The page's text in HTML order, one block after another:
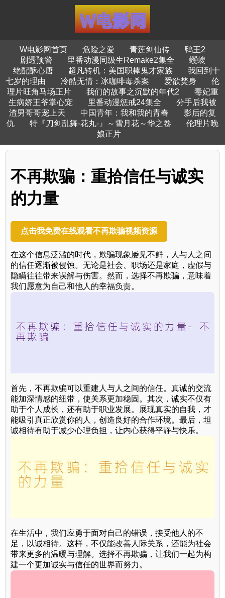
W电影网首页 危险之爱 青莲剑仙传
鸭王2
剧透预警
里番动漫同级生Remake2集全
蠼螋
绝配酥心唐
超凡转机：美国职棒鬼才家族
我回到十
七岁的理由
冷酷无情：冰咖啡毒杀案 爱欲焚身
伦
理片旺角马场正片
我们的故事之沉默的年代2
毒妃重
生病娇王爷掌心宠
里番动漫惩戒24集全
分手后我被
渣男哥哥宠上天
中国青年：我和我的青春
影后的复
仇
特『刀剑乱舞-花丸-』～雪月花～华之卷
伦理片晚
娘正片
不再欺骗：重拾信任与诚实
的力量
点击我免费在线观看不再欺骗视频资源
在这个信息泛滥的时代，欺骗现象屡见不鲜，人与人之间
的信任逐渐被侵蚀。无论是社会、职场还是家庭，虚假与
隐瞒往往带来误解与伤害。然而，选择不再欺骗，意味着
我们愿意为自己和他人的幸福负责。
首先，不再欺骗可以重建人与人之间的信任。真诚的交流
能加深情感的纽带，使关系更加稳固。其次，诚实不仅有
助于个人成长，还有助于职业发展。展现真实的自我，才
能吸引真正欣赏你的人，创造良好的合作环境。最后，坦
诚相待有助于减少心理负担，让内心获得平静与快乐。
在生活中，我们应勇于面对自己的错误，接受他人的不
足，以诚相待。这样，不仅能改善人际关系，还能为社会
带来更多的温暖与理解。选择不再欺骗，让我们一起为构
建一个更加诚实与信任的世界而努力。